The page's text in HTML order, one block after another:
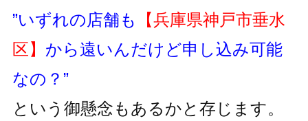
”いずれの店舗も
【兵庫県神戸市垂水
区】 から遠いんだけど申し込み可能
なの？”
という御懸念もあるかと存じます。